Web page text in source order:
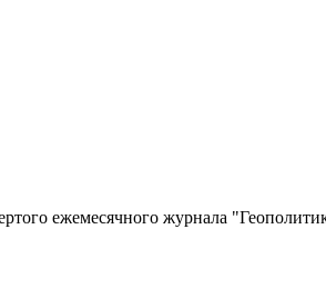
ежемесячного журнала